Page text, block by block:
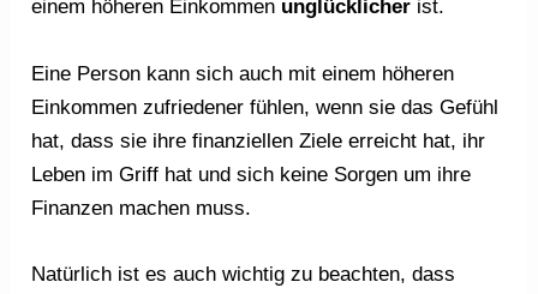
einem höheren Einkommen unglücklicher ist.
Eine Person kann sich auch mit einem höheren
Einkommen zufriedener fühlen, wenn sie das Gefühl
hat, dass sie ihre finanziellen Ziele erreicht hat, ihr
Leben im Griff hat und sich keine Sorgen um ihre
Finanzen machen muss.
Natürlich ist es auch wichtig zu beachten, dass